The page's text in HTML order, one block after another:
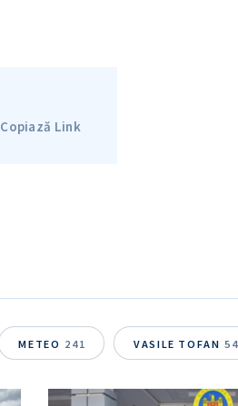
Copiază Link
METEO 241 VASILE TOFAN 54